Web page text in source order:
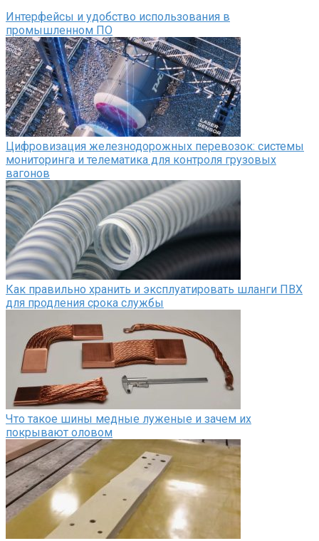
Интерфейсы и удобство использования в
промышленном ПО
Цифровизация железнодорожных перевозок: системы
мониторинга и телематика для контроля грузовых
вагонов
Как правильно хранить и эксплуатировать шланги ПВХ
для продления срока службы
Что такое шины медные луженые и зачем их
покрывают оловом